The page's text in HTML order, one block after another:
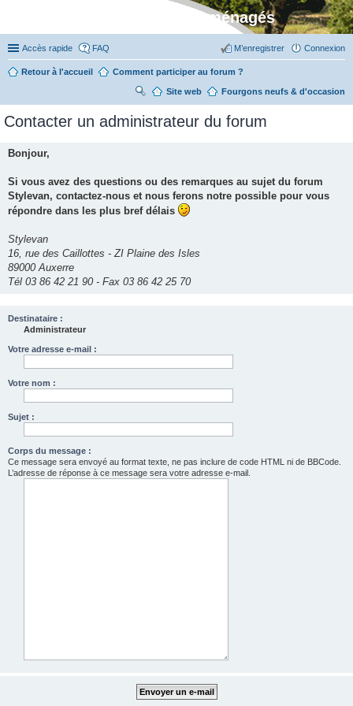
Stylevan - Vans aménagés
Accès rapide FAQ Connexion
M’enregistrer
Retour à l'accueil Comment participer au forum ?
Fourgons neufs & d'occasion
Site web
R
her
Contacter un administrateur du forum
Bonjour,
Si vous avez des questions ou des remarques au sujet du forum
Stylevan, contactez-nous et nous ferons notre possible pour vous
répondre dans les plus bref délais
Stylevan
16, rue des Caillottes - ZI Plaine des Isles
89000 Auxerre
Tél 03 86 42 21 90 - Fax 03 86 42 25 70
Destinataire :
Administrateur
Votre adresse e-mail :
Votre nom :
Sujet :
Corps du message :
Ce message sera envoyé au format texte, ne pas inclure de code HTML ni de BBCode.
L’adresse de réponse à ce message sera votre adresse e-mail.